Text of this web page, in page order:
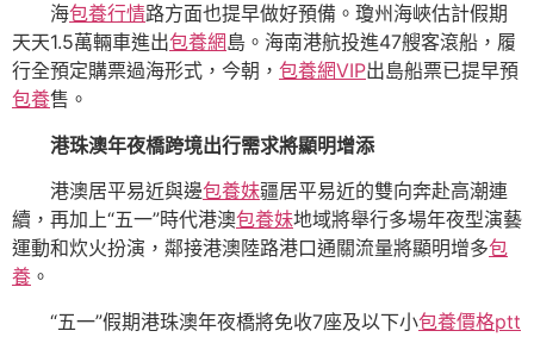
海包養行情路方面也提早做好預備。瓊州海峽估計假期
天天1.5萬輛車進出包養網島。海南港航投進47艘客滾船，履
行全預定購票過海形式，今朝， 包養網VIP出島船票已提早預
包養售。
港珠澳年夜橋跨境出行需求將顯明增添
港澳居平易近與邊包養妹疆居平易近的雙向奔赴高潮連
續，再加上“五一”時代港澳包養妹地域將舉行多場年夜型演藝
運動和炊火扮演，鄰接港澳陸路港口通關流量將顯明增多包
養 。
“五一”假期港珠澳年夜橋將免收7座及以下小包養價格ptt